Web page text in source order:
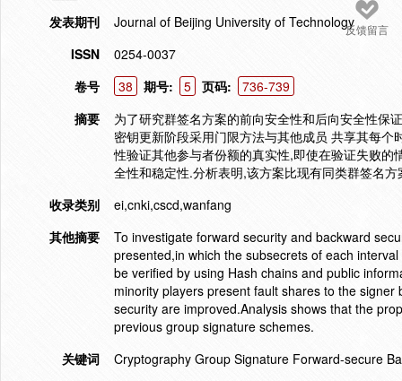
反馈留言
发表期刊
Journal of Beijing University of Technology
ISSN
0254-0037
卷号
38 期号: 5 页码:
736-739
摘要
为了研究群签名方案的前向安全性和后向安全性保
密钥更新阶段采用门限方法与其他成员 共享其每
性验证其他参与者份额的真实性,即使在验证失败
全性和稳定性.分析表明,该方案比现有同类群签名
收录类别
ei,cnki,cscd,wanfang
其他摘要
To investigate forward security and backward
presented,in which the subsecrets of each
be verified by using Hash chains and public
minority players present fault shares to the
security are improved.Analysis shows that the
previous group signature schemes.
关键词
Cryptography Group Signature Forward-secure